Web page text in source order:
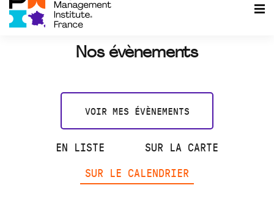
Nos évènements
VOIR MES ÉVÈNEMENTS
EN LISTE
SUR LA CARTE
SUR LE CALENDRIER